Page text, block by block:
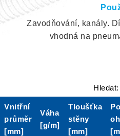
Zavodňování, kanály.
vhodná na
Hledat:
Vnitřní
průměr
[mm]
Váha
[g/m]
Tloušťka
stěny
[mm]